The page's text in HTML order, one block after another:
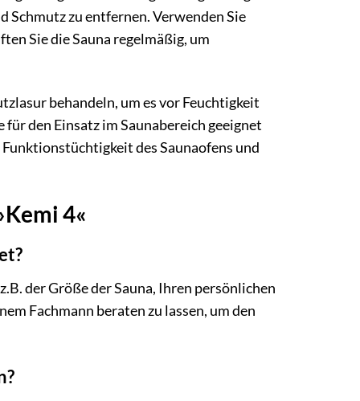
Schmutz zu entfernen. Verwenden Sie
Sie die Sauna regelmäßig, um
behandeln, um es vor Feuchtigkeit
den Einsatz im Saunabereich geeignet
des Saunaofens und
4«
der Größe der Sauna, Ihren persönlichen
Fachmann beraten zu lassen, um den